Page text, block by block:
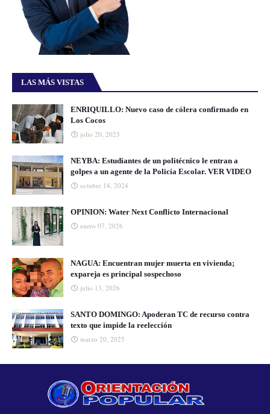
LAS MÁS VISTAS
ENRIQUILLO: Nuevo caso de cólera confirmado en
Los Cocos
julio 20, 2023
NEYBA: Estudiantes de un politécnico le entran a
golpes a un agente de la Policía Escolar. VER VIDEO
octubre 18, 2024
OPINION: Water Next Conflicto Internacional
enero 07, 2026
NAGUA: Encuentran mujer muerta en vivienda;
expareja es principal sospechoso
julio 13, 2026
SANTO DOMINGO: Apoderan TC de recurso contra
texto que impide la reelección
marzo 20, 2025